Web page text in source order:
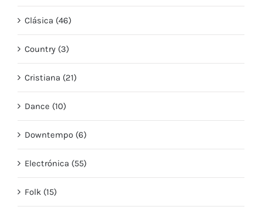
Clásica (46)
Country (3)
Cristiana (21)
Dance (10)
Downtempo (6)
Electrónica (55)
Folk (15)